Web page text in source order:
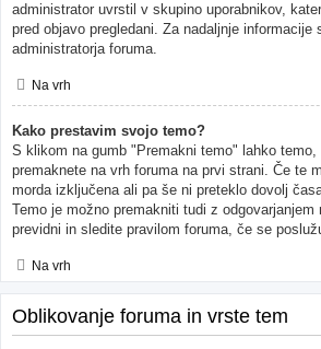
administrator uvrstil v skupino uporabnikov,
pred objavo pregledani. Za nadaljnje informacije
administratorja foruma.
Na vrh
Kako prestavim svojo temo?
S klikom na gumb "Premakni temo" lahko temo,
premaknete na vrh foruma na prvi strani. Če te
morda izključena ali pa še ni preteklo dovolj
Temo je možno premakniti tudi z odgovarjanjem
previdni in sledite pravilom foruma, če se
Na vrh
Oblikovanje foruma in vrste tem